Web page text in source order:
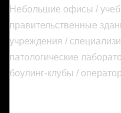
Небольшие офисы /
правительственные
учреждения /
патологические
боулинг-клубы /